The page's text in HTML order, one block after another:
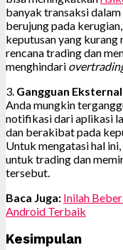
banyak transaksi
berujung pada
keputusan yang
rencana trading dan
menghindari
3. Gangguan Eksternal
Anda mungkin
notifikasi dari aplikasi
dan berakibat pada
Untuk mengatasi hal
untuk trading dan
tersebut.
Baca Juga: Inilah
Android Terbaik
Kesimpulan